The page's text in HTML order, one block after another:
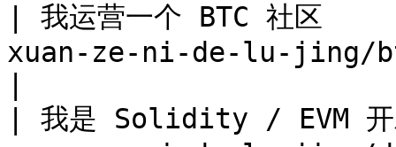
| 我运营一个 BTC 社
xuan-ze-ni-de-lu-jing/
| 我是 Solidity / EVM